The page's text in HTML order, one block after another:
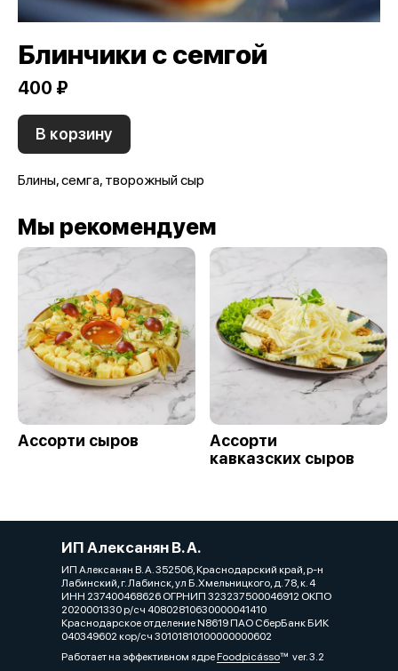
Блинчики с семгой
400 ₽
В корзину
Блины, семга, творожный сыр
Мы рекомендуем
Ассорти сыров
Ассорти
кавказских сыров
ИП Алексанян В. А.
ИП Алексанян В. А. 352506, Краснодарский край, р-н
Лабинский, г. Лабинск, ул Б.Хмельницкого, д. 78, к. 4
ИНН 237400468626 ОГРНИП 323237500046912 ОКПО
2020001330 р/сч 40802810630000041410
Краснодарское отделение N8619 ПАО СберБанк БИК
040349602 кор/сч 30101810100000000602
Работает на эффективном ядреFoodpicássover. 3.2